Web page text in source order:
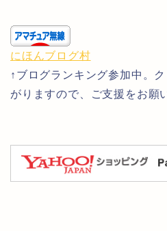
にほんブログ村
↑ブログランキング参加中。
がりますので、ご支援をお願